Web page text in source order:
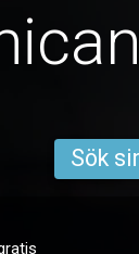
Sök